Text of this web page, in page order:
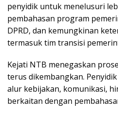
penyidik untuk menelusuri
pembahasan program
DPRD, dan kemungkinan
termasuk tim transisi
Kejati NTB menegaskan
terus dikembangkan.
alur kebijakan, komunikasi,
berkaitan dengan